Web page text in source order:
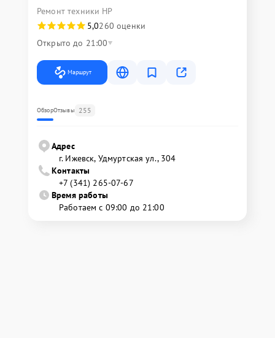
Ремонт техники HP
5,0260 оценки
Открыто до 21:00
Маршрут
ОбзорОтзывы 255
Адрес
г. Ижевск, Удмуртская ул., 304
Контакты
+7 (341) 265-07-67
Время работы
Работаем с 09:00 до 21:00